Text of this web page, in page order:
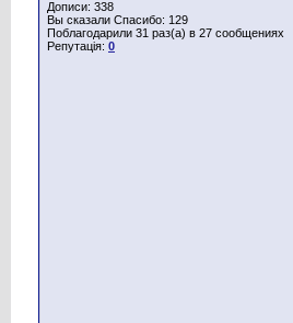
Дописи: 338
Вы сказали Спасибо: 129
Поблагодарили 31 раз(а) в 27 сообщениях
Репутація: 0